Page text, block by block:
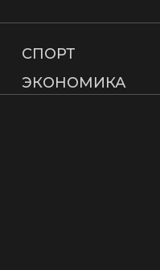
СПОРТ
ЭКОНОМИКА